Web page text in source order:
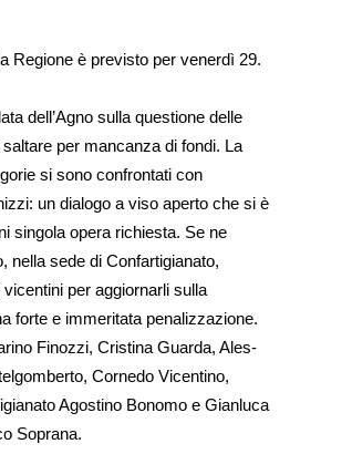
Regione è previsto per venerdì 29.
dell’Agno sulla questione delle
per mancanza di fondi. La
si sono confrontati con
un dialogo a viso aperto che si è
singola opera richiesta. Se ne
nella sede di Con­far­tigianato,
per aggiornarli sul­la
forte e immeritata penalizzazione.
Fi­nozzi, Cristina Guarda, Ales­
Cornedo Vicentino,
Agos­tino Bonomo e Gianluca
Soprana.